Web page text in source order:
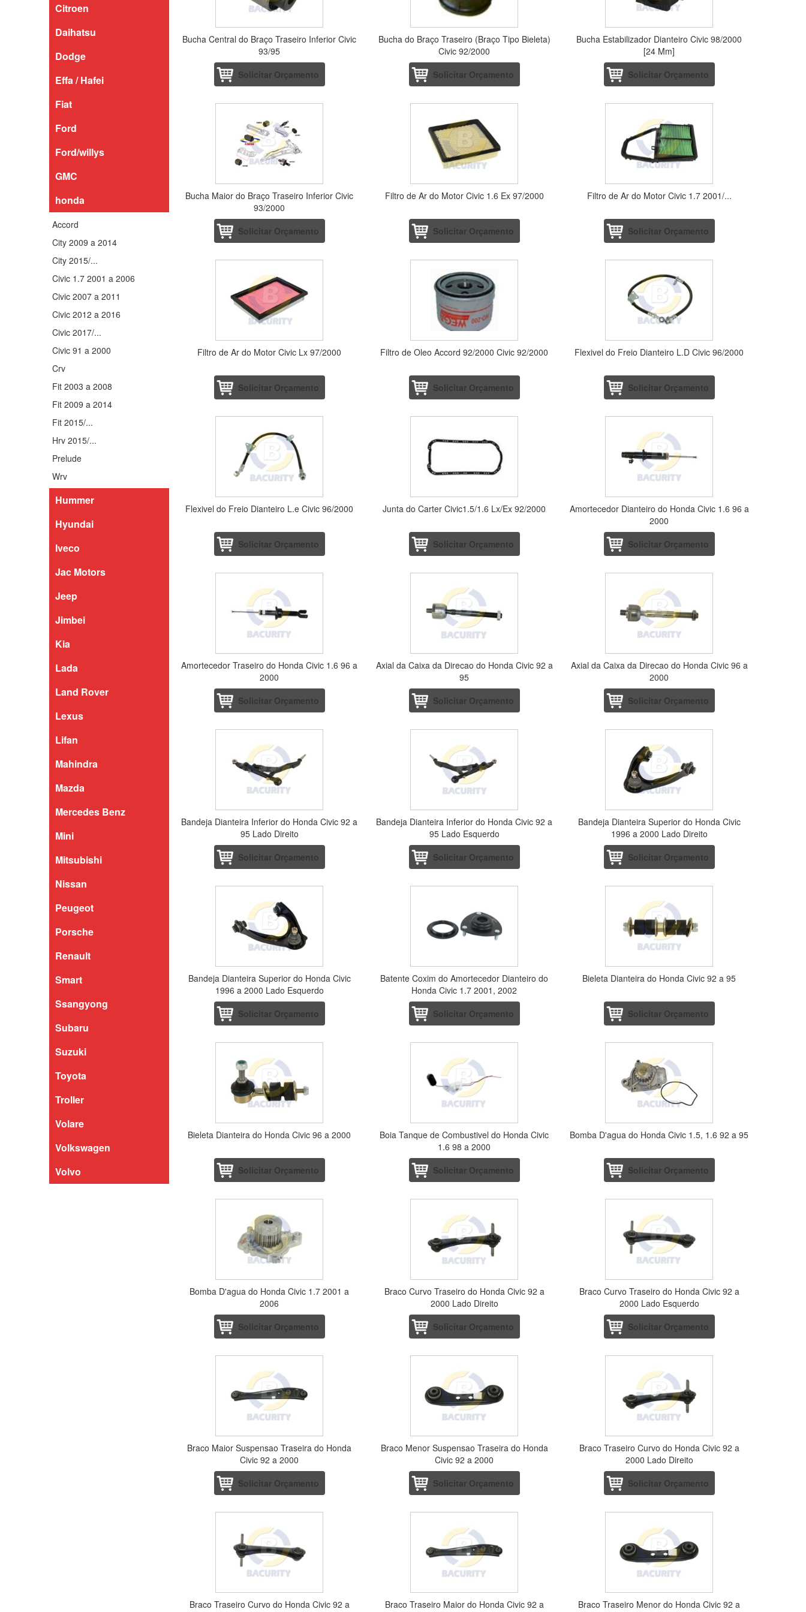
Citroen
Daihatsu
Dodge
Effa / Hafei
Fiat
Ford
Ford/willys
GMC
honda
Accord
City 2009 a 2014
City 2015/...
Civic 1.7 2001 a 2006
Civic 2007 a 2011
Civic 2012 a 2016
Civic 2017/...
Civic 91 a 2000
Crv
Fit 2003 a 2008
Fit 2009 a 2014
Fit 2015/...
Hrv 2015/...
Prelude
Wrv
Hummer
Hyundai
Iveco
Jac Motors
Jeep
Jimbei
Kia
Lada
Land Rover
Lexus
Lifan
Mahindra
Mazda
Mercedes Benz
Mini
Mitsubishi
Nissan
Peugeot
Porsche
Renault
Smart
Ssangyong
Subaru
Suzuki
Toyota
Troller
Volare
Volkswagen
Volvo
Bucha Central do Braço Traseiro Inferior Civic
93/95
Solicitar Orçamento
Bucha do Braço Traseiro (Braço Tipo Bieleta)
Civic 92/2000
Solicitar Orçamento
Bucha Estabilizador Dianteiro Civic 98/2000
[24 Mm]
Solicitar Orçamento
Bucha Maior do Braço Traseiro Inferior Civic
93/2000
Solicitar Orçamento
Filtro de Ar do Motor Civic 1.6 Ex 97/2000
Solicitar Orçamento
Filtro de Ar do Motor Civic 1.7 2001/...
Solicitar Orçamento
Filtro de Ar do Motor Civic Lx 97/2000
Solicitar Orçamento
Filtro de Oleo Accord 92/2000 Civic 92/2000
Solicitar Orçamento
Flexivel do Freio Dianteiro L.D Civic 96/2000
Solicitar Orçamento
Flexivel do Freio Dianteiro L.e Civic 96/2000
Solicitar Orçamento
Junta do Carter Civic1.5/1.6 Lx/Ex 92/2000
Solicitar Orçamento
Amortecedor Dianteiro do Honda Civic 1.6 96 a
2000
Solicitar Orçamento
Amortecedor Traseiro do Honda Civic 1.6 96 a
2000
Solicitar Orçamento
Axial da Caixa da Direcao do Honda Civic 92 a
95
Solicitar Orçamento
Axial da Caixa da Direcao do Honda Civic 96 a
2000
Solicitar Orçamento
Bandeja Dianteira Inferior do Honda Civic 92 a
95 Lado Direito
Solicitar Orçamento
Bandeja Dianteira Inferior do Honda Civic 92 a
95 Lado Esquerdo
Solicitar Orçamento
Bandeja Dianteira Superior do Honda Civic
1996 a 2000 Lado Direito
Solicitar Orçamento
Bandeja Dianteira Superior do Honda Civic
1996 a 2000 Lado Esquerdo
Solicitar Orçamento
Batente Coxim do Amortecedor Dianteiro do
Honda Civic 1.7 2001, 2002
Solicitar Orçamento
Bieleta Dianteira do Honda Civic 92 a 95
Solicitar Orçamento
Bieleta Dianteira do Honda Civic 96 a 2000
Solicitar Orçamento
Boia Tanque de Combustivel do Honda Civic
1.6 98 a 2000
Solicitar Orçamento
Bomba D'agua do Honda Civic 1.5, 1.6 92 a 95
Solicitar Orçamento
Bomba D'agua do Honda Civic 1.7 2001 a
2006
Solicitar Orçamento
Braco Curvo Traseiro do Honda Civic 92 a
2000 Lado Direito
Solicitar Orçamento
Braco Curvo Traseiro do Honda Civic 92 a
2000 Lado Esquerdo
Solicitar Orçamento
Braco Maior Suspensao Traseira do Honda
Civic 92 a 2000
Solicitar Orçamento
Braco Menor Suspensao Traseira do Honda
Civic 92 a 2000
Solicitar Orçamento
Braco Traseiro Curvo do Honda Civic 92 a
2000 Lado Direito
Solicitar Orçamento
Braco Traseiro Curvo do Honda Civic 92 a
Braco Traseiro Maior do Honda Civic 92 a
Braco Traseiro Menor do Honda Civic 92 a